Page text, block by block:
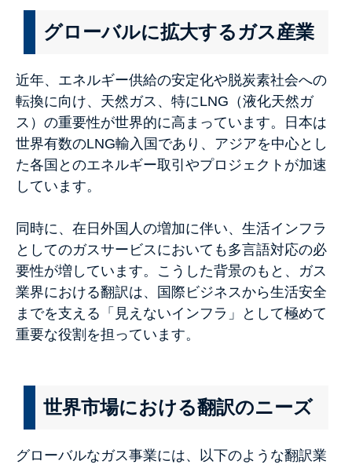
グローバルに拡大するガス産業
近年、エネルギー供給の安定化や脱炭素社会への
転換に向け、天然ガス、特にLNG（液化天然ガ
ス）の重要性が世界的に高まっています。日本は
世界有数のLNG輸入国であり、アジアを中心とし
た各国とのエネルギー取引やプロジェクトが加速
しています。
同時に、在日外国人の増加に伴い、生活インフラ
としてのガスサービスにおいても多言語対応の必
要性が増しています。こうした背景のもと、ガス
業界における翻訳は、国際ビジネスから生活安全
までを支える「見えないインフラ」として極めて
重要な役割を担っています。
世界市場における翻訳のニーズ
グローバルなガス事業には、以下のような翻訳業